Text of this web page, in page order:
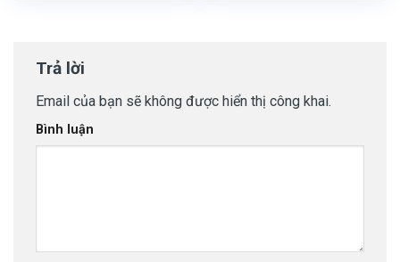
Trả lời
Email của bạn sẽ không được hiển thị công khai.
Bình luận